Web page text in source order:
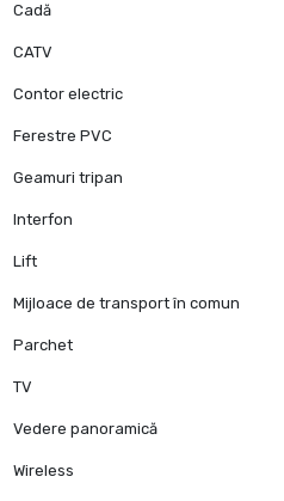
Cadă
CATV
Contor electric
Ferestre PVC
Geamuri tripan
Interfon
Lift
Mijloace de transport în comun
Parchet
TV
Vedere panoramică
Wireless